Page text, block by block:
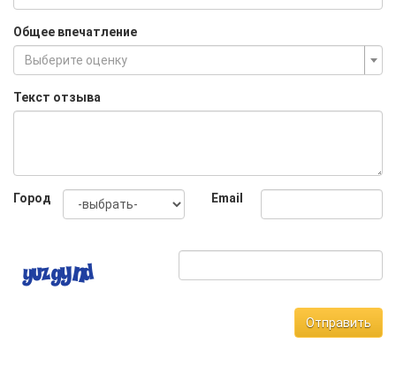
Общее впечатление
Выберите оценку
Текст отзыва
Город Email
Отправить